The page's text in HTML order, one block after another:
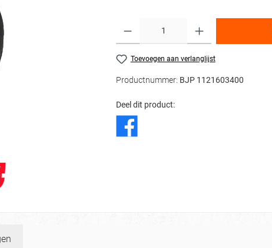
Toevoegen aan verlanglijst
Productnummer: BJP 1121603400
Deel dit product: